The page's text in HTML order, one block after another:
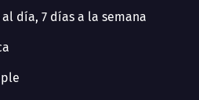
día, 7 días a la semana